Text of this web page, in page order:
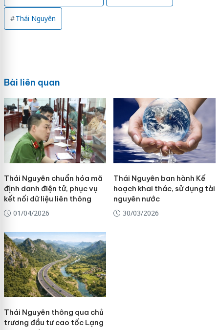
Thái Nguyên
Bài liên quan
Thái Nguyên chuẩn hóa mã
định danh điện tử, phục vụ
kết nối dữ liệu liên thông
01/04/2026
Thái Nguyên ban hành Kế
hoạch khai thác, sử dụng tài
nguyên nước
30/03/2026
Thái Nguyên thông qua chủ
trương đầu tư cao tốc Lạng